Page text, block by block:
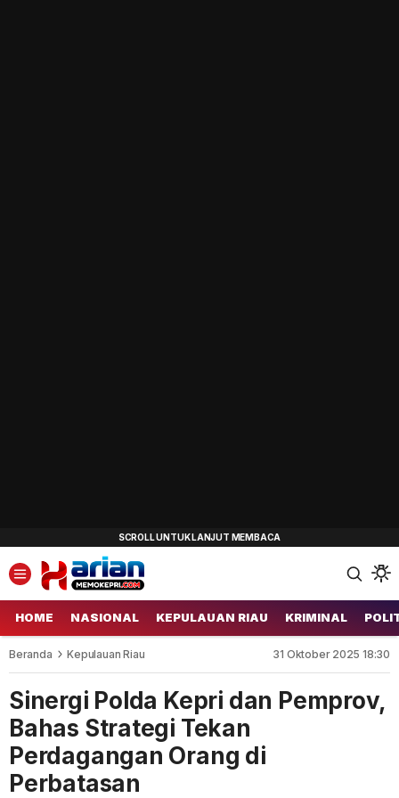
HOME NASIONAL KEPULAUAN RIAU KRIMINAL
Beranda Kepulauan Riau 31 Oktober 2025 18:30
Sinergi Polda Kepri dan Pemprov,
Bahas Strategi Tekan
Perdagangan Orang di
Perbatasan